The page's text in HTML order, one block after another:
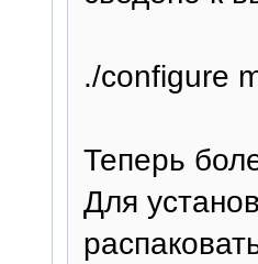
./configure
Теперь
Для